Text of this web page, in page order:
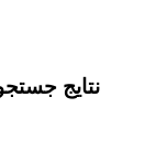
نتايج